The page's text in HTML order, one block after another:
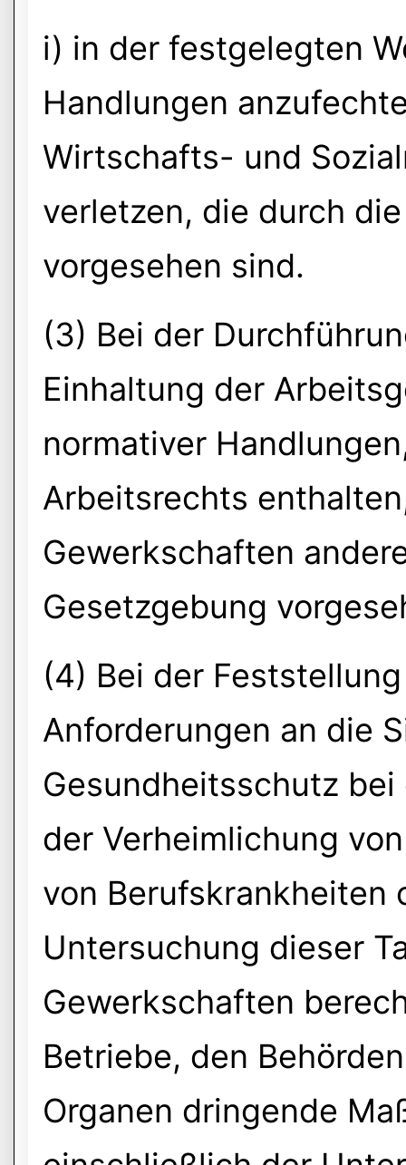
i) in der festgelegten
Handlungen
Wirtschafts- und
verletzen, die durch
vorgesehen sind.
(3) Bei der
Einhaltung der
normativer
Arbeitsrechts
Gewerkschaften
Gesetzgebung
(4) Bei der
Anforderungen an die
Gesundheitsschutz
der Verheimlichung
von Berufskrankheiten
Untersuchung dieser
Gewerkschaften
Betriebe, den
Organen dringende